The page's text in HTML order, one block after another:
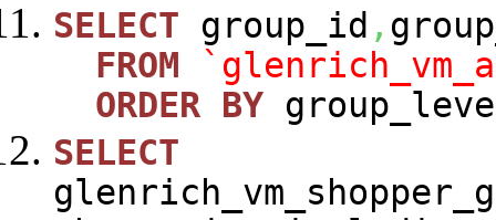
SELECT group_id ,
FROM
ORDER BY
SELECT